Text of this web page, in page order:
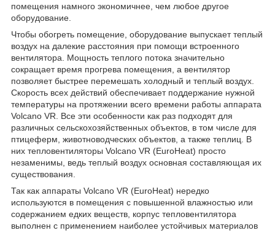
помещения намного экономичнее, чем любое другое
оборудование.
Чтобы обогреть помещение, оборудование выпускает теплый
воздух на далекие расстояния при помощи встроенного
вентилятора. Мощность теплого потока значительно
сокращает время прогрева помещения, а вентилятор
позволяет быстрее перемешать холодный и теплый воздух.
Скорость всех действий обеспечивает поддержание нужной
температуры на протяжении всего времени работы аппарата
Volcano VR. Все эти особенности как раз подходят для
различных сельскохозяйственных объектов, в том числе для
птицеферм, животноводческих объектов, а также теплиц. В
них тепловентиляторы Volcano VR (EuroHeat) просто
незаменимы, ведь теплый воздух основная составляющая их
существования.
Так как аппараты Volcano VR (EuroHeat) нередко
используются в помещения с повышенной влажностью или
содержанием едких веществ, корпус тепловентилятора
выполнен с применением наиболее устойчивых материалов